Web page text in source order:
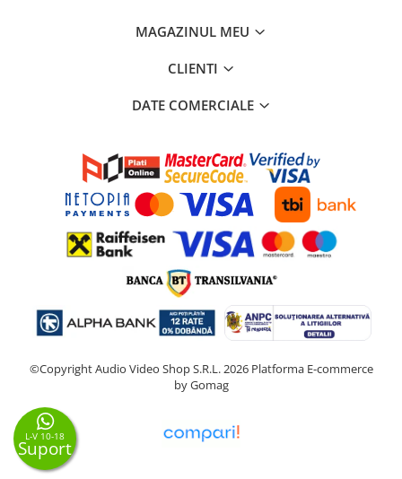
MAGAZINUL MEU
CLIENTI
DATE COMERCIALE
©Copyright Audio Video Shop S.R.L. 2026 Platforma E-commerce
by Gomag
L-V 10-18
Suport